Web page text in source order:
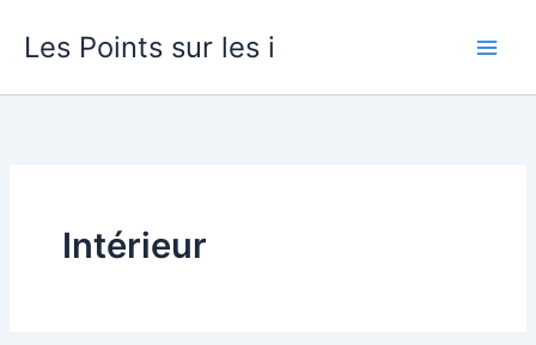
Les Points sur les i
Intérieur